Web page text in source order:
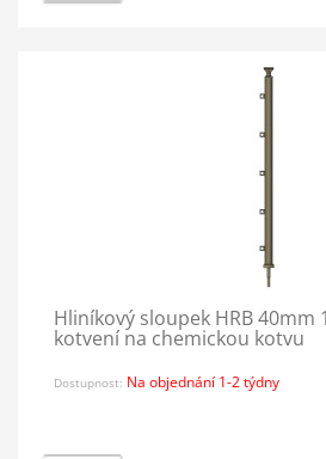
Hliníkový sloupek HRB 40mm
kotvení na chemickou kotvu
Dostupnost: Na objednání 1-2 týdny